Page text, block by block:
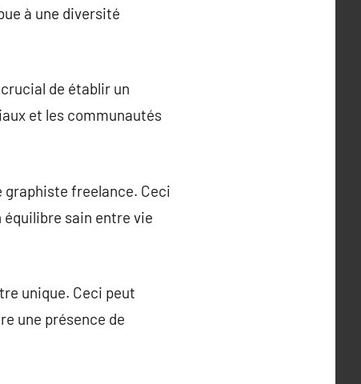
à une diversité
de établir un
et les communautés
freelance. Ceci
sain entre vie
unique. Ceci peut
une présence de